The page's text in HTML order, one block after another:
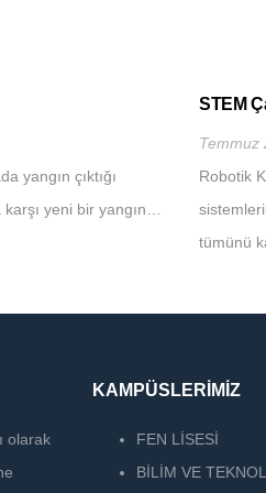
yangın çıktığı
yeni bir yangın…
STEM
Temmuz
Robotik
tümünü
olarak
KAMPÜSLERİMİZ
FEN LİSESİ
BİLİM VE